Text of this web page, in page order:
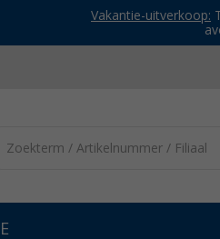
Vakantie-uitverkoop: